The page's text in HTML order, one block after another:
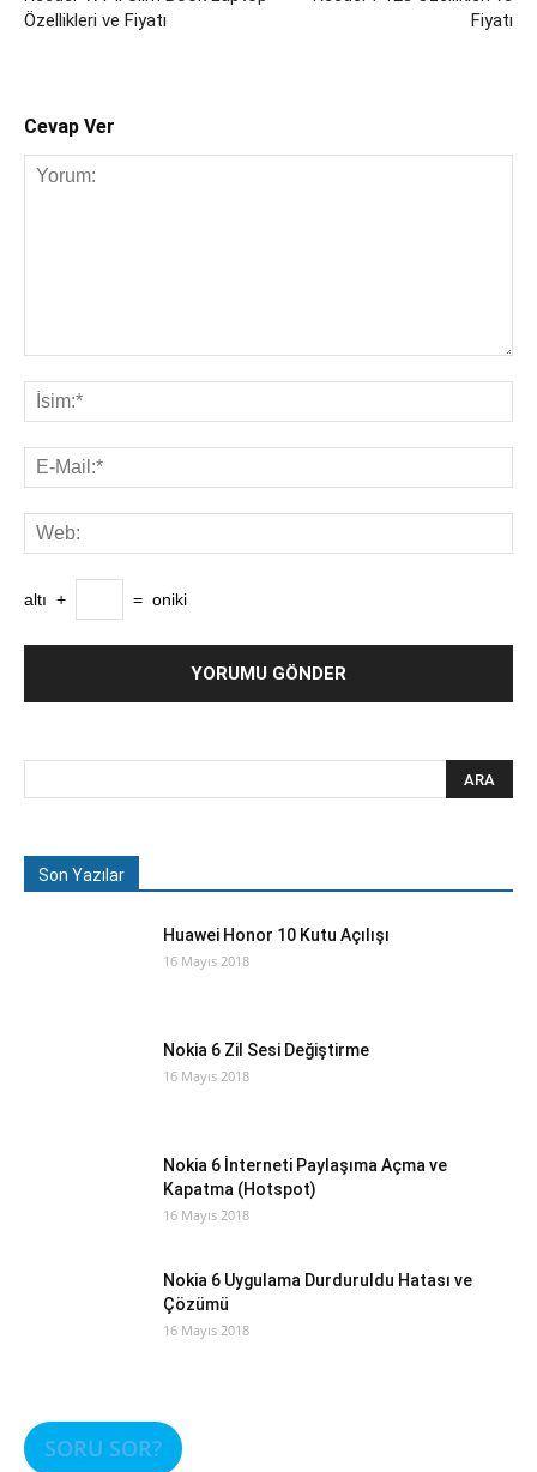
Özellikleri ve Fiyatı
Fiyatı
Cevap Ver
altı + = oniki
Son Yazılar
Huawei Honor 10 Kutu Açılışı
16 Mayıs 2018
Nokia 6 Zil Sesi Değiştirme
16 Mayıs 2018
Nokia 6 İnterneti Paylaşıma Açma ve
Kapatma (Hotspot)
16 Mayıs 2018
Nokia 6 Uygulama Durduruldu Hatası ve
Çözümü
16 Mayıs 2018
SORU SOR?